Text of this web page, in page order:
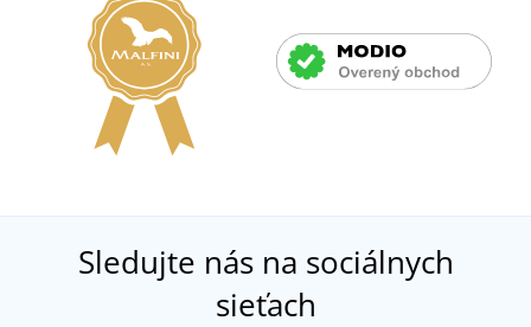
Sledujte nás na sociálnych
sieťach